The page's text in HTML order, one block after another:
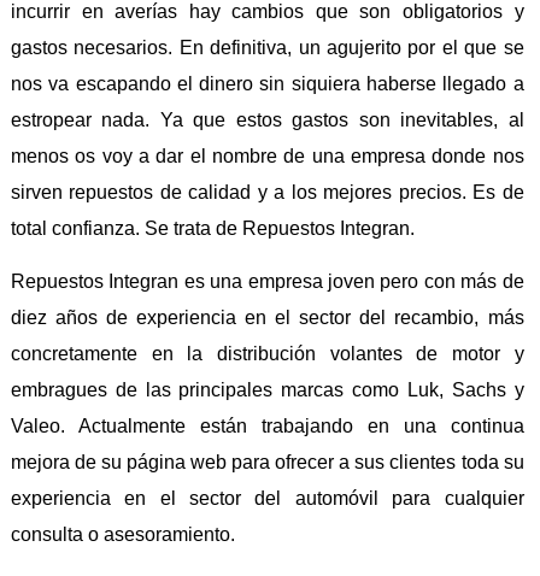
incurrir en averías hay cambios que son obligatorios y
gastos necesarios. En definitiva, un agujerito por el que se
nos va escapando el dinero sin siquiera haberse llegado a
estropear nada. Ya que estos gastos son inevitables, al
menos os voy a dar el nombre de una empresa donde nos
sirven repuestos de calidad y a los mejores precios. Es de
total confianza. Se trata de Repuestos Integran.
Repuestos Integran es una empresa joven pero con más de
diez años de experiencia en el sector del recambio, más
concretamente en la distribución volantes de motor y
embragues de las principales marcas como Luk, Sachs y
Valeo. Actualmente están trabajando en una continua
mejora de su página web para ofrecer a sus clientes toda su
experiencia en el sector del automóvil para cualquier
consulta o asesoramiento.